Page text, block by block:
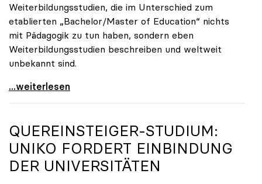
Weiterbildungsstudien, die im Unterschied zum
etablierten „Bachelor/Master of Education“ nichts
mit Pädagogik zu tun haben, sondern eben
Weiterbildungsstudien beschreiben und weltweit
unbekannt sind.
UG-Novelle: Zur Reform von Weiterbildung und
...weiterlesen
QUEREINSTEIGER-STUDIUM:
UNIKO FORDERT EINBINDUNG
DER UNIVERSITÄTEN